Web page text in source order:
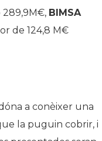
289,9M€, BIMSA
de 124,8 M€
a conèixer una
la puguin cobrir, i